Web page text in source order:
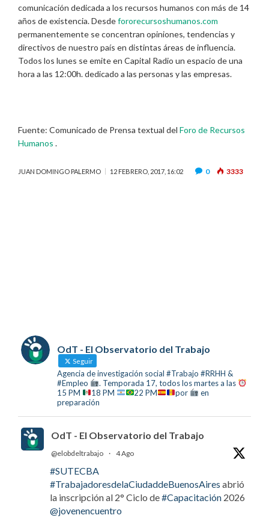
comunicación dedicada a los recursos humanos con más de 14
años de existencia. Desdefororecursoshumanos.com
permanentemente se concentran opiniones, tendencias y
directivos de nuestro país en distintas áreas de influencia.
Todos los lunes se emite en Capital Radio un espacio de una
hora a las 12:00h. dedicado a las personas y las empresas.
Fuente: Comunicado de Prensa textual del Foro de Recursos
Humanos .
JUAN DOMINGO PALERMO 12 FEBRERO, 2017, 16:02 0 3333
OdT - El Observatorio del Trabajo
Seguir
Agencia de investigación social #Trabajo #RRHH &
#Empleo
. Temporada 17, todos los martes a las
15 PM
18 PM 22 PM por
en
preparación
OdT - El Observatorio del Trabajo
@elobdeltrabajo · 4 Ago
#SUTECBA
#TrabajadoresdelaCiudaddeBuenosAires abrió
la inscripción al 2° Ciclo de#Capacitación 2026
@jovenencuentro